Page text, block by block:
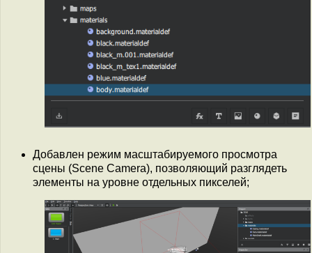
Добавлен режим масштабируемого просмотра
сцены (Scene Camera), позволяющий разглядеть
элементы на уровне отдельных пикселей;